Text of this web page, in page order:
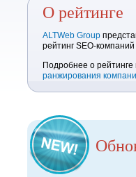
О рейтинге
ALTWeb Group
рейтинг SEO-
Подробнее о рейтинге
ранжирования